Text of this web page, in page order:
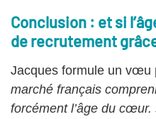
Conclusion : et si
de recrutement
Jacques formule un vœu
marché français
forcément l’âge du cœur.